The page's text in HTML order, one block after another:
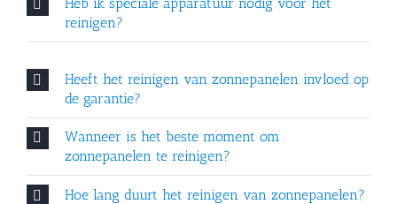
reinigen?
Heeft het reinigen van zonnepanelen invloed op
de garantie?
Wanneer is het beste moment om
zonnepanelen te reinigen?
Hoe lang duurt het reinigen van zonnepanelen?